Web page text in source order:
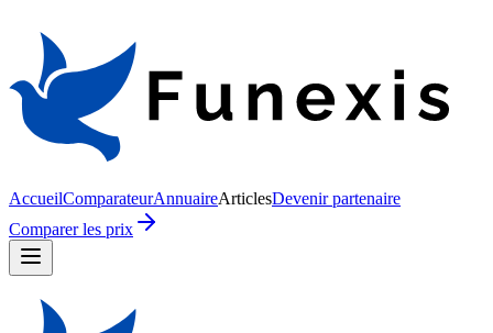
AccueilComparateurAnnuaireArticlesDevenir partenaire
Comparer les prix